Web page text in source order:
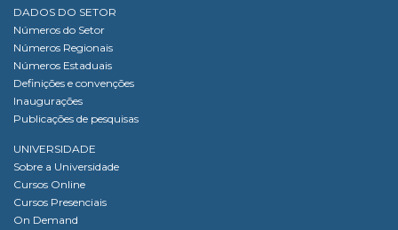
DADOS DO SETOR
Números do Setor
Números Regionais
Números Estaduais
Definições e convenções
Inaugurações
Publicações de pesquisas
UNIVERSIDADE
Sobre a Universidade
Cursos Online
Cursos Presenciais
On Demand